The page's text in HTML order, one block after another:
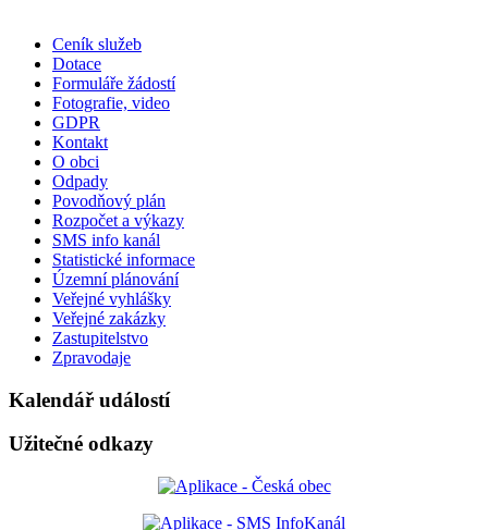
Ceník služeb
Dotace
Formuláře žádostí
Fotografie, video
GDPR
Kontakt
O obci
Odpady
Povodňový plán
Rozpočet a výkazy
SMS info kanál
Statistické informace
Územní plánování
Veřejné vyhlášky
Veřejné zakázky
Zastupitelstvo
Zpravodaje
Kalendář událostí
Užitečné odkazy